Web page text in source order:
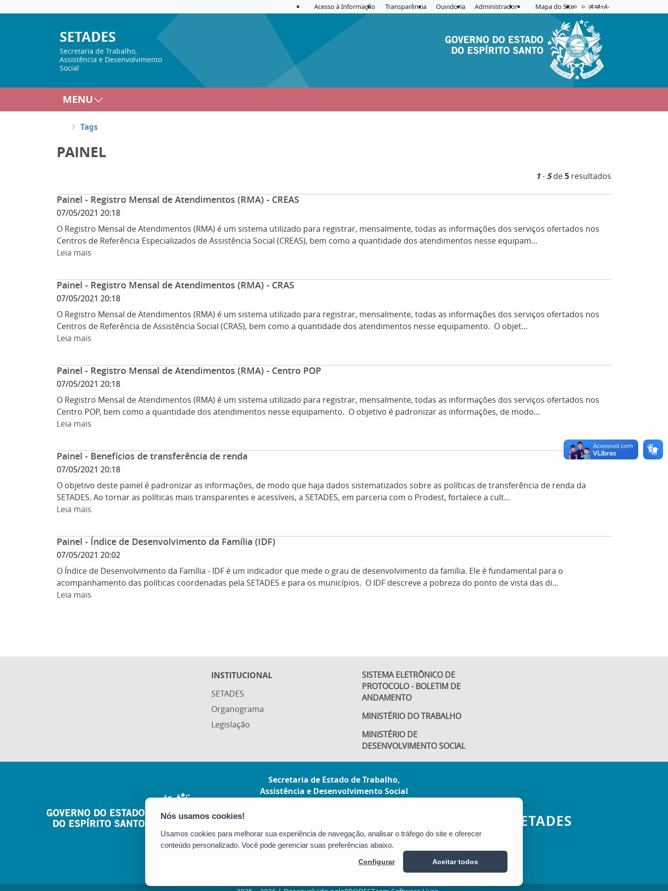
Acesso à Informação Transparência Ouvidoria Administrador Mapa do Site Acessibilidade
Aplicar contraste
A=A+A-
SETADES
Secretaria de Trabalho,
Assistência e Desenvolvimento
Social
MENU
Tags
PAINEL
1- 5de5 resultados
Painel - Registro Mensal de Atendimentos (RMA) - CREAS
07/05/2021 20:18
O Registro Mensal de Atendimentos (RMA) é um sistema utilizado para registrar, mensalmente, todas as informações dos serviços ofertados nos
Centros de Referência Especializados de Assistência Social (CREAS), bem como a quantidade dos atendimentos nesse equipam...
Leia mais
Painel - Registro Mensal de Atendimentos (RMA) - CRAS
07/05/2021 20:18
O Registro Mensal de Atendimentos (RMA) é um sistema utilizado para registrar, mensalmente, todas as informações dos serviços ofertados nos
Centros de Referência de Assistência Social (CRAS), bem como a quantidade dos atendimentos nesse equipamento. O objet...
Leia mais
Painel - Registro Mensal de Atendimentos (RMA) - Centro POP
07/05/2021 20:18
O Registro Mensal de Atendimentos (RMA) é um sistema utilizado para registrar, mensalmente, todas as informações dos serviços ofertados nos
Centro POP, bem como a quantidade dos atendimentos nesse equipamento. O objetivo é padronizar as informações, de modo...
Leia mais
Painel - Benefícios de transferência de renda
07/05/2021 20:18
O objetivo deste painel é padronizar as informações, de modo que haja dados sistematizados sobre as políticas de transferência de renda da
SETADES. Ao tornar as políticas mais transparentes e acessíveis, a SETADES, em parceria com o Prodest, fortalece a cult...
Leia mais
Painel - Índice de Desenvolvimento da Família (IDF)
07/05/2021 20:02
O Índice de Desenvolvimento da Família - IDF é um indicador que mede o grau de desenvolvimento da família. Ele é fundamental para o
acompanhamento das políticas coordenadas pela SETADES e para os municípios. O IDF descreve a pobreza do ponto de vista das di...
Leia mais
INSTITUCIONAL
SETADES
Organograma
Legislação
SISTEMA ELETRÔNICO DE
PROTOCOLO - BOLETIM DE
ANDAMENTO
MINISTÉRIO DO TRABALHO
MINISTÉRIO DE
DESENVOLVIMENTO SOCIAL
Secretaria de Estado de Trabalho,
Assistência e Desenvolvimento Social
Tower - Barro Vermelho
CEP: 29057-530 - Vitória / ES
Tel.: 3636-6823
SETADES
Usamos cookies para melhorar sua experiência de navegação, analisar o tráfego do site e oferecer
conteúdo personalizado. Você pode gerenciar suas preferências abaixo.
Configurar Aceitar todos